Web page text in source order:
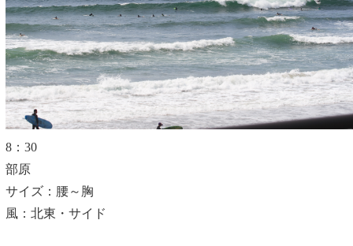
Monthly Archive
8：30
部原
サイズ：腰～胸
風：北東・サイド